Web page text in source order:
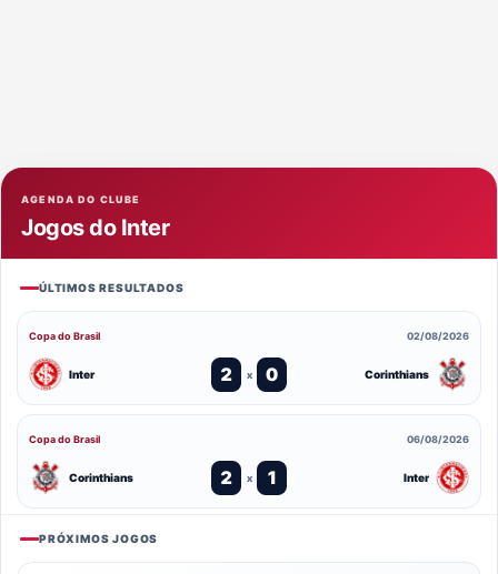
AGENDA DO CLUBE
Jogos do Inter
ÚLTIMOS RESULTADOS
Copa do Brasil 02/08/2026
Inter 2 x 0 Corinthians
Copa do Brasil 06/08/2026
Corinthians 2 x 1 Inter
PRÓXIMOS JOGOS